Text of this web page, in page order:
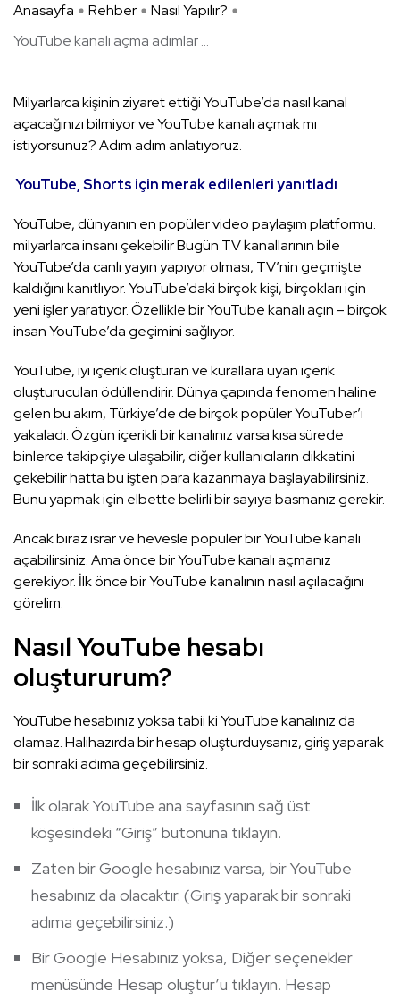
Anasayfa Rehber
Nasıl Yapılır?
YouTube kanalı açma adımlar ...
Milyarlarca kişinin ziyaret ettiği YouTube’da nasıl kanal
açacağınızı bilmiyor ve YouTube kanalı açmak mı
istiyorsunuz? Adım adım anlatıyoruz.
YouTube, Shorts için merak edilenleri yanıtladı
YouTube, dünyanın en popüler video paylaşım platformu.
milyarlarca insanı çekebilir Bugün TV kanallarının bile
YouTube’da canlı yayın yapıyor olması, TV’nin geçmişte
kaldığını kanıtlıyor. YouTube’daki birçok kişi, birçokları için
yeni işler yaratıyor. Özellikle bir YouTube kanalı açın – birçok
insan YouTube’da geçimini sağlıyor.
YouTube, iyi içerik oluşturan ve kurallara uyan içerik
oluşturucuları ödüllendirir. Dünya çapında fenomen haline
gelen bu akım, Türkiye’de de birçok popüler YouTuber’ı
yakaladı. Özgün içerikli bir kanalınız varsa kısa sürede
binlerce takipçiye ulaşabilir, diğer kullanıcıların dikkatini
çekebilir hatta bu işten para kazanmaya başlayabilirsiniz.
Bunu yapmak için elbette belirli bir sayıya basmanız gerekir.
Ancak biraz ısrar ve hevesle popüler bir YouTube kanalı
açabilirsiniz. Ama önce bir YouTube kanalı açmanız
gerekiyor. İlk önce bir YouTube kanalının nasıl açılacağını
görelim.
Nasıl YouTube hesabı
oluştururum?
YouTube hesabınız yoksa tabii ki YouTube kanalınız da
olamaz. Halihazırda bir hesap oluşturduysanız, giriş yaparak
bir sonraki adıma geçebilirsiniz.
İlk olarak YouTube ana sayfasının sağ üst
köşesindeki “Giriş” butonuna tıklayın.
Zaten bir Google hesabınız varsa, bir YouTube
hesabınız da olacaktır. (Giriş yaparak bir sonraki
adıma geçebilirsiniz.)
Bir Google Hesabınız yoksa, Diğer seçenekler
menüsünde Hesap oluştur’u tıklayın. Hesap